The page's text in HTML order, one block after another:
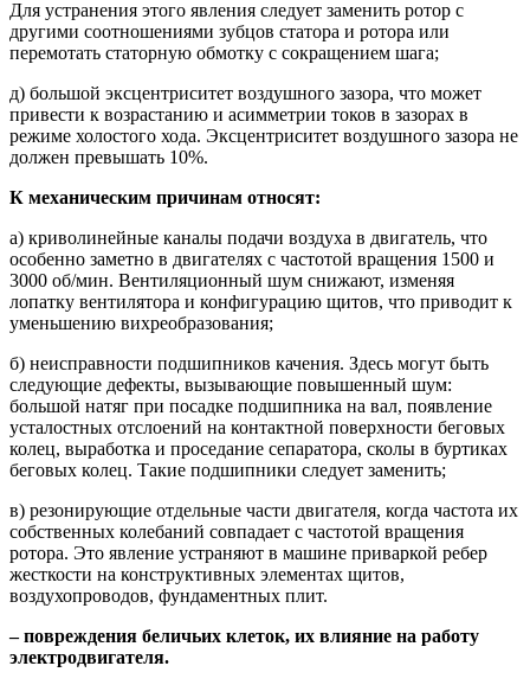
Для устранения этого явления следует заменить ротор с
другими соотношениями зубцов статора и ротора или
перемотать статорную обмотку с сокращением шага;
д) большой эксцентриситет воздушного зазора, что может
привести к возрастанию и асимметрии токов в зазорах в
режиме холостого хода. Эксцентриситет воздушного зазора не
должен превышать 10%.
К механическим причинам относят:
а) криволинейные каналы подачи воздуха в двигатель, что
особенно заметно в двигателях с частотой вращения 1500 и
3000 об/мин. Вентиляционный шум снижают, изменяя
лопатку вентилятора и конфигурацию щитов, что приводит к
уменьшению вихреобразования;
б) неисправности подшипников качения. Здесь могут быть
следующие дефекты, вызывающие повышенный шум:
большой натяг при посадке подшипника на вал, появление
усталостных отслоений на контактной поверхности беговых
колец, выработка и проседание сепаратора, сколы в буртиках
беговых колец. Такие подшипники следует заменить;
в) резонирующие отдельные части двигателя, когда частота их
собственных колебаний совпадает с частотой вращения
ротора. Это явление устраняют в машине приваркой ребер
жесткости на конструктивных элементах щитов,
воздухопроводов, фундаментных плит.
– повреждения беличьих клеток, их влияние на работу
электродвигателя.